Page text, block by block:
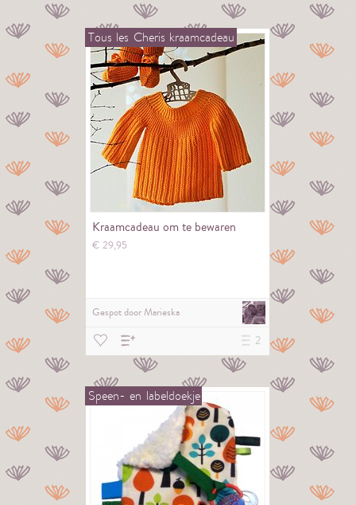
Tous les Cheris kraamcadeau
Kraamcadeau om te bewaren
€29,95
Gespot doorMarieska
2
Speen- en labeldoekje